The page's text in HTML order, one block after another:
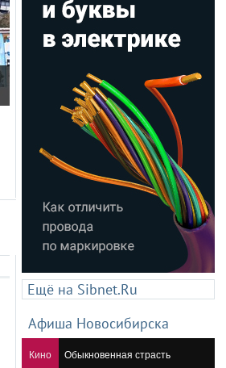
Ещё на Sibnet.Ru
Афиша Новосибирска
Кино Обыкновенная страсть